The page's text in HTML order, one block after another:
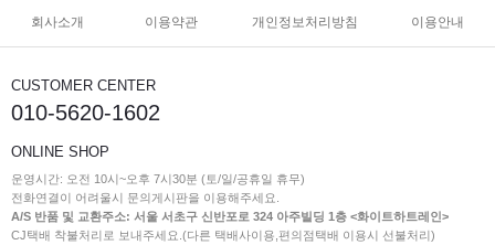
회사소개 이용약관 개인정보처리방침 이용안내
CUSTOMER CENTER
010-5620-1602
ONLINE SHOP
운영시간: 오전 10시~오후 7시30분 (토/일/공휴일 휴무)
전화연결이 어려울시 문의게시판을 이용해주세요.
A/S 반품 및 교환주소: 서울 서초구 신반포로 324 아주빌딩 1층 <화이트하트레인>
CJ택배 착불처리로 보내주세요.(다른 택배사이용,편의점택배 이용시 선불처리)